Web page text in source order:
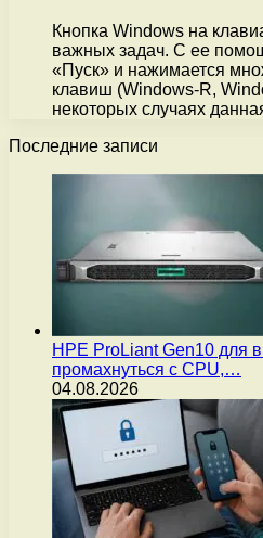
Кнопка Windows на
важных задач. С ее
«Пуск» и нажимается
клавиш (Windows-R,
некоторых случаях
Последние записи
HPE ProLiant Gen10 для
промахнуться с CPU,…
04.08.2026